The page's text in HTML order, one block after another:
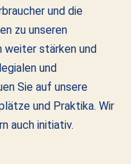
und die
zu unseren
weiter stärken und
und
Sie auf unsere
und Praktika. Wir
auch initiativ.